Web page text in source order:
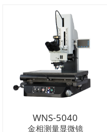
WNS-5040
金相测量显微镜